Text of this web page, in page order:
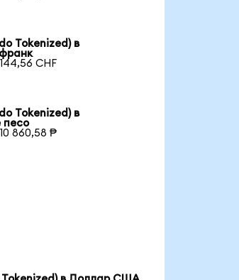
Tokenized) в
CHF
Tokenized) в
песо
860,58 ₱